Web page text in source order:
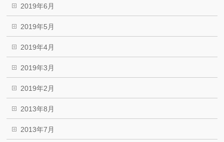
2019年6月
2019年5月
2019年4月
2019年3月
2019年2月
2013年8月
2013年7月